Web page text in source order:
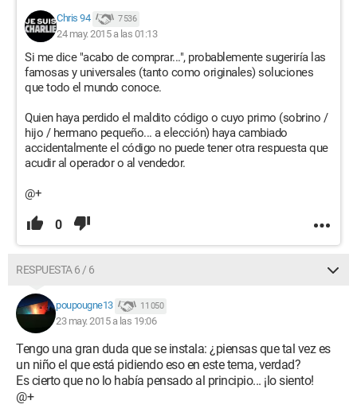
Chris 94 7 536
24 may. 2015 a las 01:13
Si me dice "acabo de comprar...", probablemente sugeriría las
famosas y universales (tanto como originales) soluciones
que todo el mundo conoce.
Quien haya perdido el maldito código o cuyo primo (sobrino /
hijo / hermano pequeño... a elección) haya cambiado
accidentalmente el código no puede tener otra respuesta que
acudir al operador o al vendedor.
@+
0
RESPUESTA 6 / 6
poupougne13 11 050
23 may. 2015 a las 19:06
Tengo una gran duda que se instala: ¿piensas que tal vez es
un niño el que está pidiendo eso en este tema, verdad?
Es cierto que no lo había pensado al principio... ¡lo siento!
@+